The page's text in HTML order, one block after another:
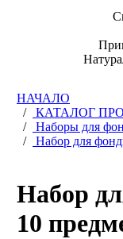
НАЧАЛО
/
КАТАЛОГ
/
Наборы для
/
Набор для
Набор
10